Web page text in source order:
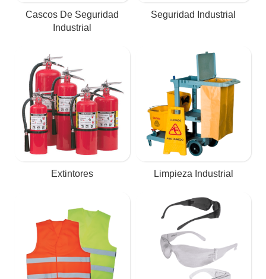
Cascos De Seguridad
Industrial
Seguridad Industrial
Extintores Limpieza Industrial